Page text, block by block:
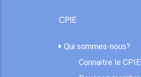
CPIE
Qui sommes-nous?
Connaitre le CPIE